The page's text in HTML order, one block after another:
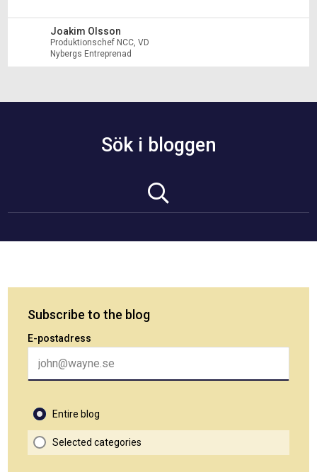
Joakim Olsson
Produktionschef NCC, VD
Nybergs Entreprenad
Sök i bloggen
Subscribe to the blog
E-postadress
Entire blog
Selected categories